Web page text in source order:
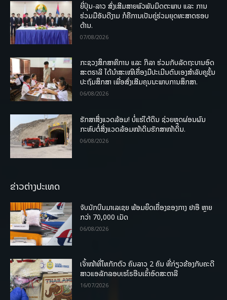
ຍີ່ປຸ່ນ-ລາວ ສົ່ງເສີມສາຍພົວພັນມິດຕະພາບ ແລະ ການ
ຮ່ວມມືອັນດີງາມ ກໍຄືການເປັນຄູ່ຮ່ວມຍຸດທະສາດຮອບ
ດ້ານ.
07/08/2026
ກະຊວງສຶກສາທິການ ແລະ ກິລາ ຮ່ວມກັບລັດຖະບານອົດ
ສະຕຣາລີ ໄດ້ນຳສະເໜີເຄື່ອງມືປະເມີນຕົນເອງສຳລັບຄູຊັ້ນ
ປະຖົມສຶກສາ ເພື່ອສົ່ງເສີມຄຸນນະພາບການສຶກສາ.
06/08/2026
ຮັກສາສິ່ງແວດລ້ອມ! ບໍ່ແຮ່ໃຕ້ດິນ ຊ່ວຍຫຼຸດຜ່ອນຜົນ
ກະທົບຕໍ່ສິ່ງແວດລ້ອມໜ້າດິນຮັກສາໜ້າດິນ.
06/08/2026
ຂ່າວຕ່າງປະເທດ
ຈັບນັກບິນມາເລເຊຍ ພ້ອມຍຶດເຄື່ອງຂອງກາງ ຢາອີ ຫຼາຍ
ກວ່າ 70,000 ເມັດ
06/08/2026
ເຈົ້າໜ້າທີ່ໄທກັກຕົວ ຄົນລາວ 2 ຄົນ ທີ່ກ່ຽວຂ້ອງກັບຄະດີ
ສາວແອລັກລອບເຮໂຣອີນເຂົ້າອົດສະຕາລີ
16/07/2026